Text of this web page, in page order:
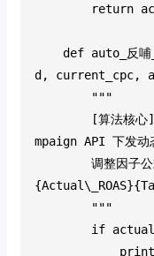
return
d, current_cpc,
"""
mpaign API 下发动
"""
if